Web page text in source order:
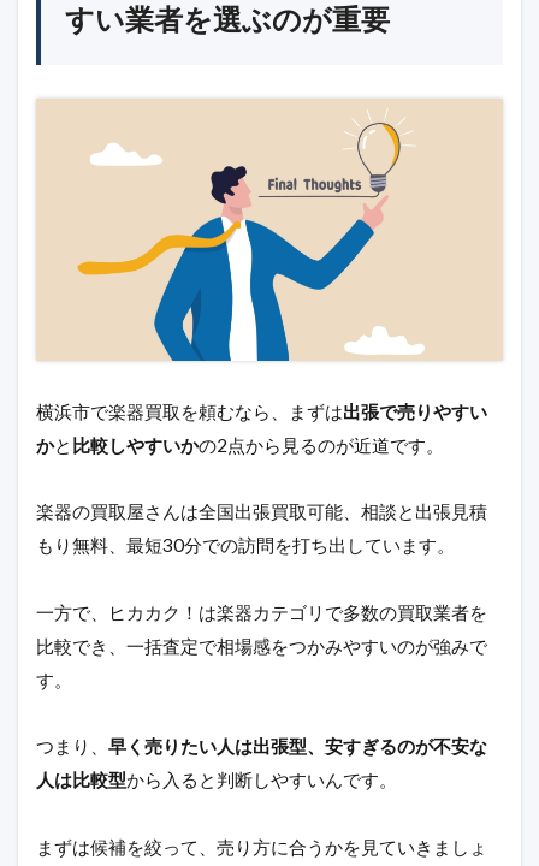
すい業者を選ぶのが重要
横浜市で楽器買取を頼むなら、まずは出張で売りやすい
かと 比較しやすいかの2点から見るのが近道です。
楽器の買取屋さんは全国出張買取可能、相談と出張見積
もり無料、最短30分での訪問を打ち出しています。
一方で、ヒカカク！は楽器カテゴリで多数の買取業者を
比較でき、一括査定で相場感をつかみやすいのが強みで
す。
つまり、 早く売りたい人は出張型、安すぎるのが不安な
人は比較型から入ると判断しやすいんです。
まずは候補を絞って、売り方に合うかを見ていきましょ